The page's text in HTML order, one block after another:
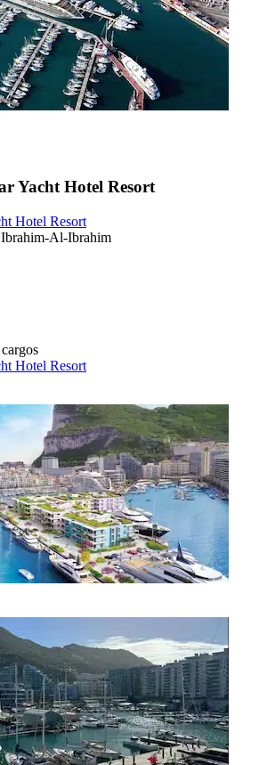
Yacht Hotel Resort
Hotel Resort
Al-Ibrahim
Hotel Resort